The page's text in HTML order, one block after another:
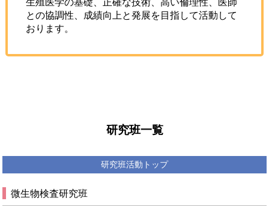
との協調性、成績向上と発展を目指して活動して
おります。
研究班一覧
研究班活動トップ
微生物検査研究班